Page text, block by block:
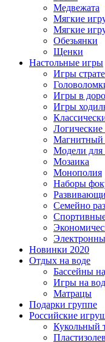
Медвежата
Мягкие
Мягкие
Обезьянки
Щенки
Настольные игры
Игры
Игры в
Игры
Магнитный
Модели для
Мозаика
Монополия
Наборы
Семейно
Новинки 2020
Отдых на воде
Бассейны
Игры на
Матрацы
Подарки группе
Российские
Кукольный